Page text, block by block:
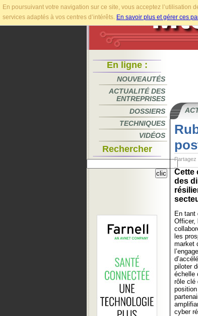
En poursuivant votre navigation sur ce site, vous acceptez l’utilisation
services adaptés à vos centres d’intérêts. En savoir plus et gérer ces
En ligne :
NOUVEAUTÉS
ACTUALITÉ DES
ENTREPRISES
DOSSIERS
TECHNIQUES
VIDÉOS
Rechercher
Partagez
Cette
des
En tant
Officer,
les
market
piloter
échelle
rôle clé
cyber